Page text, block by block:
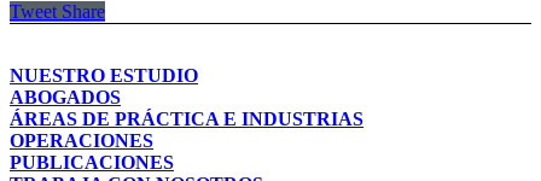
Tweet Share
NUESTRO ESTUDIO
ABOGADOS
ÁREAS DE PRÁCTICA E INDUSTRIAS
OPERACIONES
PUBLICACIONES